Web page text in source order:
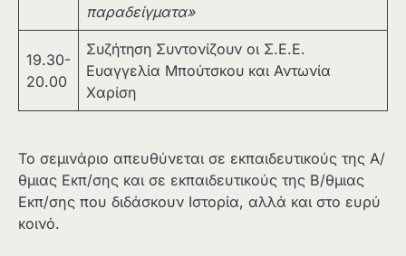
παραδείγματα»
19.30-
20.00
Συζήτηση Συντονίζουν οι Σ.Ε.Ε.
Ευαγγελία Μπούτσκου και Αντωνία
Χαρίση
Το σεμινάριο απευθύνεται σε εκπαιδευτικούς της Α/
θμιας Εκπ/σης και σε εκπαιδευτικούς της Β/θμιας
Εκπ/σης που διδάσκουν Ιστορία, αλλά και στο ευρύ
κοινό.